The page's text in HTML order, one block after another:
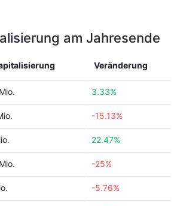
am Jahresende
Veränderung
3.33%
-15.13%
22.47%
-25%
-5.76%